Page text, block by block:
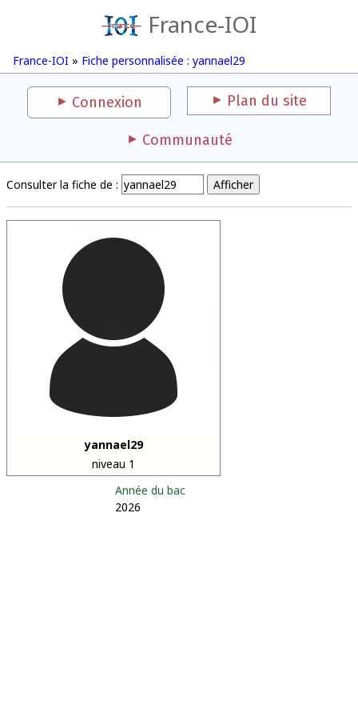
France-IOI
France-IOI » Fiche personnalisée : yannael29
Connexion Plan du site
Communauté
Consulter la fiche de :
yannael29
niveau 1
Année du bac
2026